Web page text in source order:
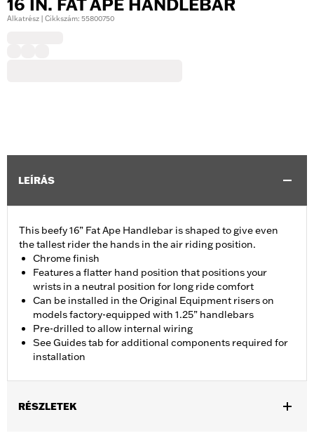
16 IN. FAT APE HANDLEBAR
Alkatrész | Cikkszám: 55800750
LEÍRÁS
This beefy 16” Fat Ape Handlebar is shaped to give even
the tallest rider the hands in the air riding position.
Chrome finish
Features a flatter hand position that positions your
wrists in a neutral position for long ride comfort
Can be installed in the Original Equipment risers on
models factory-equipped with 1.25” handlebars
Pre-drilled to allow internal wiring
See Guides tab for additional components required for
installation
RÉSZLETEK